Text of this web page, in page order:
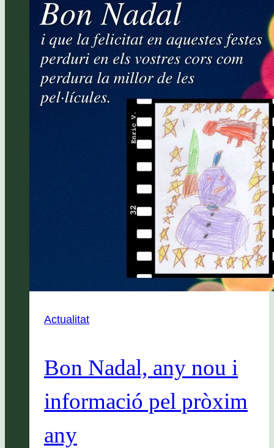
Actualitat
Bon Nadal, any nou i
informació pel pròxim
any